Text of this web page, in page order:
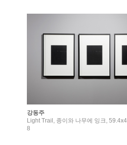
강동주
Light Trail, 종이와 나무에 잉크,
8